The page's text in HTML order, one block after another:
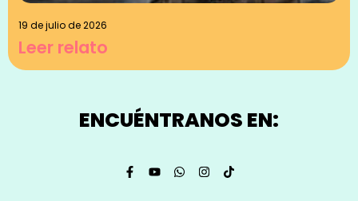
19 de julio de 2026
Leer relato
ENCUÉNTRANOS EN: